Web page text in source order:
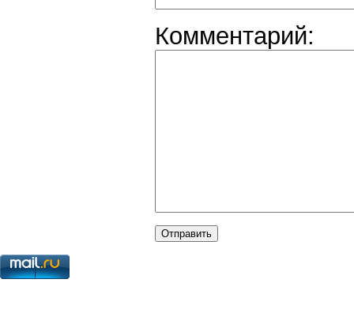
Комментарий: